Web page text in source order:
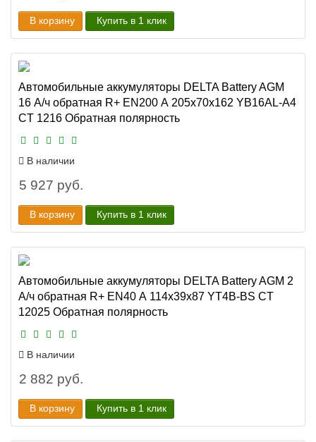
В корзину Купить в 1 клик
Автомобильные аккумуляторы DELTA Battery AGM
16 А/ч обратная R+ EN200 А 205x70x162 YB16AL-A4
CT 1216 Обратная полярность
В наличии
5 927 руб.
В корзину Купить в 1 клик
Автомобильные аккумуляторы DELTA Battery AGM 2
А/ч обратная R+ EN40 А 114x39x87 YT4B-BS CT
12025 Обратная полярность
В наличии
2 882 руб.
В корзину Купить в 1 клик